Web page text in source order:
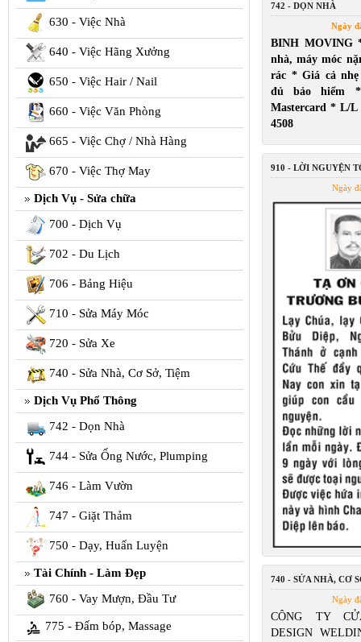
630 - Việc Nhà
640 - Việc Hãng Xưởng
650 - Việc Hair / Nail
660 - Việc Văn Phòng
665 - Việc Chợ / Nhà Hàng
670 - Việc Thợ May
Dịch Vụ - Sửa chữa
700 - Dịch Vụ
702 - Du Lịch
706 - Bảng Hiệu
710 - Sửa Máy Móc
720 - Sửa Xe
740 - Sửa Nhà, Cơ Sở, Tiệm
Dịch Vụ Phổ Thông
742 - Dọn Nhà
744 - Sửa Ống Nước, Plumping
746 - Làm Vườn
747 - Giặt Thảm
750 - Dạy, Huấn Luyện
Tài Chính - Làm Đẹp
760 - Vay Mượn, Đầu Tư
775 - Đấm bóp, Massage
742 - DỌN NHÀ
Ngày
BINH MOVING
nhà, máy móc
rác * Giá cả
đủ bảo hiểm *
Mastercard * L/L
4508
910 - LỜI NGUYỆN
Ngày
740 - SỬA NHÀ, CƠ
Ngày
CÔNG TY
DESIGN